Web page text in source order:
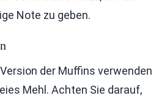
Note zu geben.
der Muffins verwenden
Mehl. Achten Sie darauf,